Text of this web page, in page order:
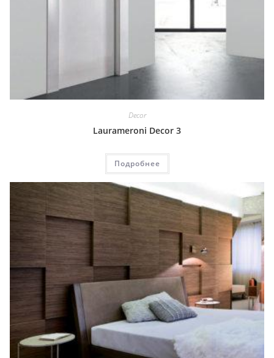
Decor
Laurameroni Decor 3
Подробнее